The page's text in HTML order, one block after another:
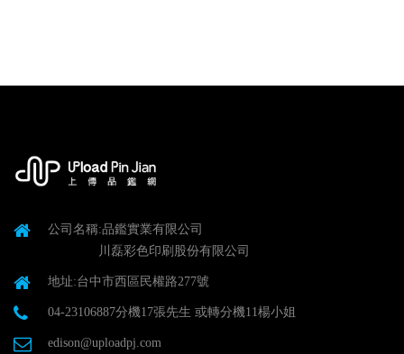
公司名稱:品鑑實業有限公司
川磊彩色印刷股份有限公司
地址:台中市西區民權路277號
04-23106887分機17張先生 或轉分機11楊小姐
edison@uploadpj.com